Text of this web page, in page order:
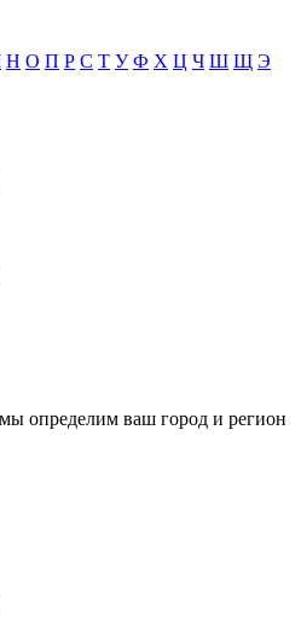
Н О П Р С Т У Ф Х Ц Ч Ш Щ Э
определим ваш город и регион